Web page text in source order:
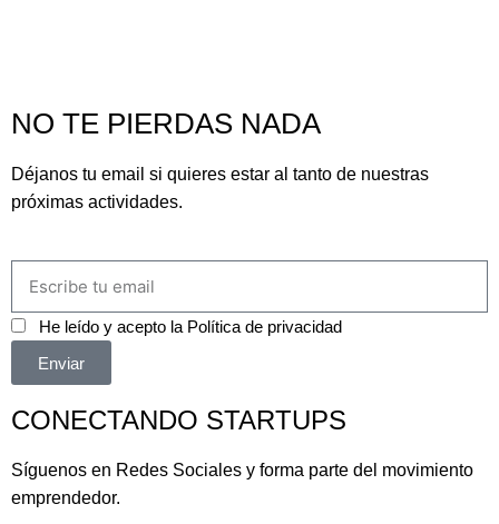
NO TE PIERDAS NADA
Déjanos tu email si quieres estar al tanto de nuestras
próximas actividades.
He leído y acepto la Política de privacidad
Enviar
CONECTANDO STARTUPS
Síguenos en Redes Sociales y forma parte del movimiento
emprendedor.